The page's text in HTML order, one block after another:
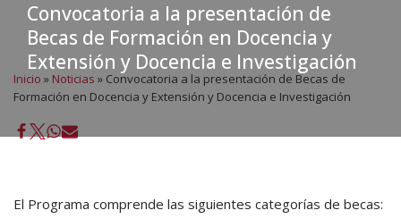
Convocatoria a la presentación de
Becas de Formación en Docencia y
Extensión y Docencia e Investigación
Inicio » Noticias » Convocatoria a la presentación de Becas de
Formación en Docencia y Extensión y Docencia e Investigación
El Programa comprende las siguientes categorías de becas: